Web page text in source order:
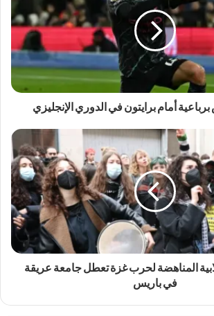
أمام برايتون في الدوري الإنجليزي
المناهضة لحرب غزة تعطل جامعة عريقة
في باريس